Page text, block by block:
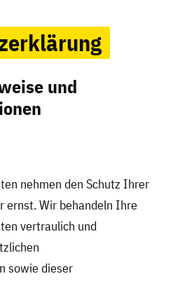
und
nehmen den Schutz Ihrer
ernst. Wir behandeln Ihre
vertraulich und
sowie dieser